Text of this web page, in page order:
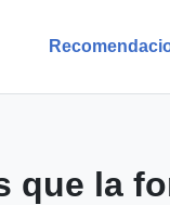
que la